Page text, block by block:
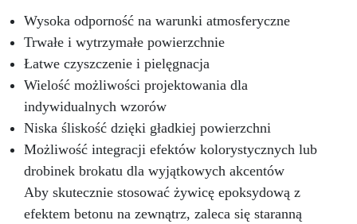
trudnościami! Nasza żywica epoksydowa ma
najprostszy stosunek mieszania 2:1 według
wagi, co sprawia, że proces twórczy staje się
bezproblemowy.
Masz pytania? Jako
producent oferujemy profesjonalne wsparcie: w
przypadku pytań skontaktuj się z naszym
dedykowanym zespołem wsparcia, aby uzyskać
pomoc i porady. Przezroczysta Żywica
Epoksydowa ICRYSTAL jest idealna do
Twórczości i Rękodzieła: Odlewów żywicznych
od 1 mm do 2 cm grubości (możliwe jest
tworzenie wielu warstw) Odlewów w formach
silikonowych (biżuteria, podstawki, tace)
Wysoka odporność na warunki atmosferyczne
Trwałe i wytrzymałe powierzchnie
Łatwe czyszczenie i pielęgnacja
Wielość możliwości projektowania dla
indywidualnych wzorów
Niska śliskość dzięki gładkiej powierzchni
Możliwość integracji efektów kolorystycznych lub
drobinek brokatu dla wyjątkowych akcentów
Aby skutecznie stosować żywicę epoksydową z
efektem betonu na zewnątrz, zaleca się staranną